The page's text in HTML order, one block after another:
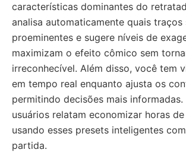
características dominantes do
analisa automaticamente quais traços
proeminentes e sugere níveis de
maximizam o efeito cômico sem
irreconhecível. Além disso, você tem
em tempo real enquanto ajusta os
permitindo decisões mais
usuários relatam economizar horas
usando esses presets inteligentes
partida.